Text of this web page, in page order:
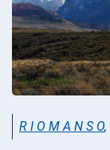
R I O M A N S O,